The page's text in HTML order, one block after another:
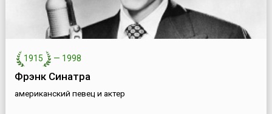
1915 — 1998
Фрэнк Синатра
американский певец и актер